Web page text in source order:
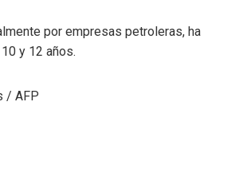
por empresas petroleras, ha
y 12 años.